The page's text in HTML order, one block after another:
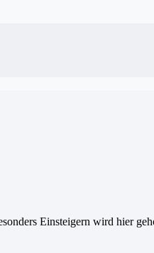
Einsteigern wird hier